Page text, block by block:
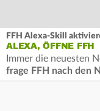
FFH Alexa-Skill
ALEXA, ÖFFNE FFH
Immer die neuesten
frage FFH nach den